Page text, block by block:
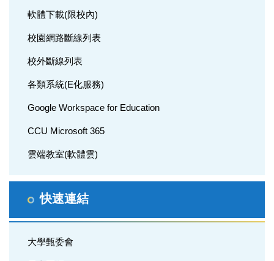
軟體下載(限校內)
校園網路斷線列表
校外斷線列表
各類系統(E化服務)
Google Workspace for Education
CCU Microsoft 365
雲端教室(軟體雲)
快速連結
大學甄委會